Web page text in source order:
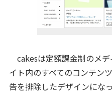
cakesは定額課金制のメ
イト内のすべてのコンテン
告を排除したデザインにな